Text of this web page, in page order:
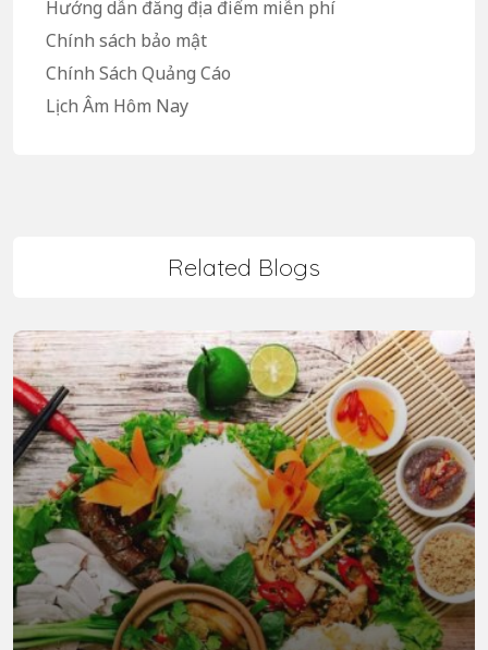
Hướng dẫn đăng địa điểm miễn phí
Chính sách bảo mật
Chính Sách Quảng Cáo
Lịch Âm Hôm Nay
Related Blogs